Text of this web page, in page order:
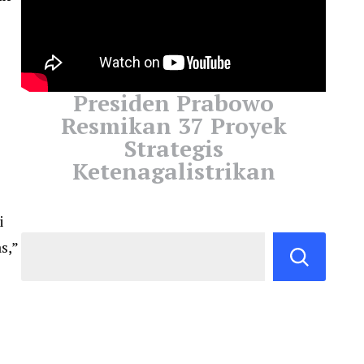
Presiden Prabowo
Resmikan 37 Proyek
Strategis
Ketenagalistrikan